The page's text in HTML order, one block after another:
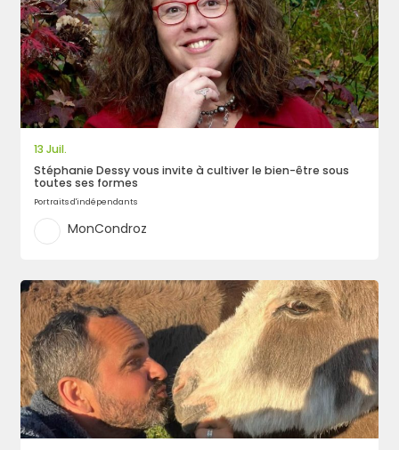
13 Juil.
Stéphanie Dessy vous invite à cultiver le bien-être sous
toutes ses formes
Portraits d'indépendants
MonCondroz